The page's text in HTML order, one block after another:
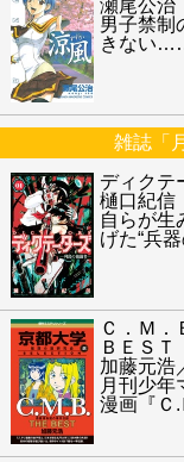
瀬尾公治
男子禁
きない
雑誌「
ディク
樋口紀信
自らが生
げた“兵
Ｃ．Ｍ
ＢＥＳ
加藤元浩
月刊少年
漫画『Ｃ.